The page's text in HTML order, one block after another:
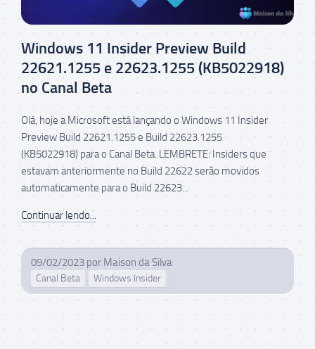
Windows 11 Insider Preview Build
22621.1255 e 22623.1255 (KB5022918)
no Canal Beta
Olá, hoje a Microsoft está lançando o Windows 11 Insider
Preview Build 22621.1255 e Build 22623.1255
(KB5022918) para o Canal Beta. LEMBRETE: Insiders que
estavam anteriormente no Build 22622 serão movidos
automaticamente para o Build 22623...
Continuar lendo...
09/02/2023 por Maison da Silva
Canal Beta Windows Insider